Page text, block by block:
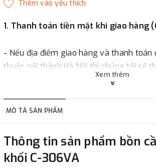
1. Thanh toán tiền mặt khi giao hàng
- Nếu địa điểm giao hàng và thanh toán
thuộc nội thành Hà Nội thì chúng tôi sẽ
hàng hoặc khách hàng đặt tiền trước
2. Thanh toán trực tiếp tại :
- Showroom Thanh Hương Địa chỉ : 23
phường Cát Linh, quận Đống Đa, Hà Nội.
Xem thêm
MÔ TẢ SẢN PHẨM
Thông tin sản phẩm bồn
khối C-306VA